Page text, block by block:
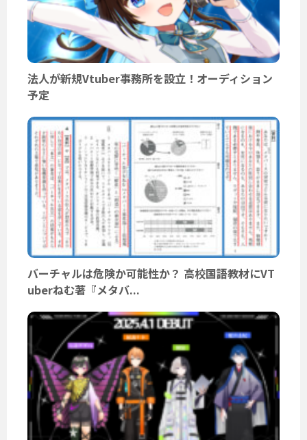
法人が新規Vtuber事務所を設立！オーディション
予定
バーチャルは危険か可能性か？ 高校国語教材にVT
uberねむ著『メタバ...